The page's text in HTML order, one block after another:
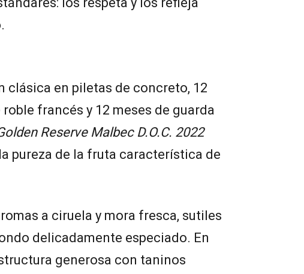
clásica en piletas de concreto, 12
francés y 12 meses de guarda
Reserve Malbec D.O.C. 2022
pureza de la fruta característica de
a ciruela y mora fresca, sutiles
delicadamente especiado. En
generosa con taninos